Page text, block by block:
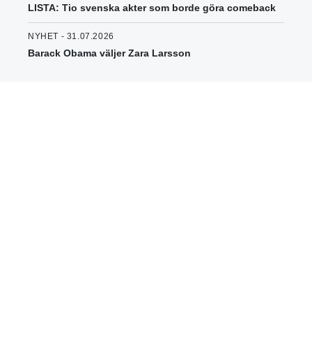
LISTA: Tio svenska akter som borde göra comeback
NYHET - 31.07.2026
Barack Obama väljer Zara Larsson